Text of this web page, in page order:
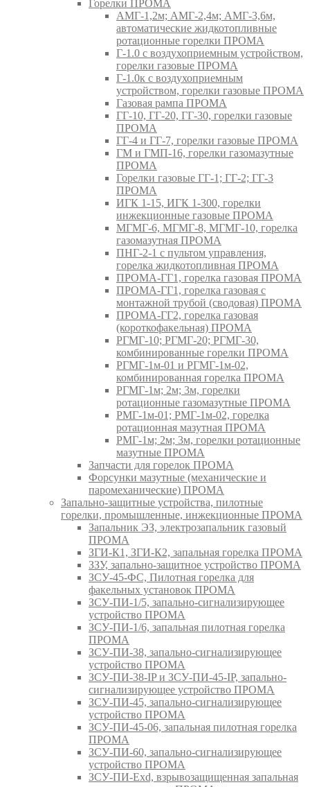
Горелки ПРОМА
АМГ-1,2м; АМГ-2,4м; АМГ-3,6м,
автоматические жидкотопливные
ротационные горелки ПРОМА
Г-1.0 с воздухоприемным устройством,
горелки газовые ПРОМА
Г-1.0к с воздухоприемным
устройством, горелки газовые ПРОМА
Газовая рампа ПРОМА
ГГ-10, ГГ-20, ГГ-30, горелки газовые
ПРОМА
ГГ-4 и ГГ-7, горелки газовые ПРОМА
ГМ и ГМП-16, горелки газомазутные
ПРОМА
Горелки газовые ГГ-1; ГГ-2; ГГ-3
ПРОМА
ИГК 1-15, ИГК 1-300, горелки
инжекционные газовые ПРОМА
МГМГ-6, МГМГ-8, МГМГ-10, горелка
газомазутная ПРОМА
ПНГ-2-1 с пультом управления,
горелка жидкотопливная ПРОМА
ПРОМА-ГГ1, горелка газовая ПРОМА
ПРОМА-ГГ1, горелка газовая с
монтажной трубой (сводовая) ПРОМА
ПРОМА-ГГ2, горелка газовая
(короткофакельная) ПРОМА
РГМГ-10; РГМГ-20; РГМГ-30,
комбинированные горелки ПРОМА
РГМГ-1м-01 и РГМГ-1м-02,
комбинированная горелка ПРОМА
РГМГ-1м; 2м; 3м, горелки
ротационные газомазутные ПРОМА
РМГ-1м-01; РМГ-1м-02, горелка
ротационная мазутная ПРОМА
РМГ-1м; 2м; 3м, горелки ротационные
мазутные ПРОМА
Запчасти для горелок ПРОМА
Форсунки мазутные (механические и
паромеханические) ПРОМА
Запально-защитные устройства, пилотные
горелки, промышленные, инжекционные ПРОМА
Запальник ЭЗ, электрозапальник газовый
ПРОМА
ЗГИ-К1, ЗГИ-К2, запальная горелка ПРОМА
ЗЗУ, запально-защитное устройство ПРОМА
ЗСУ-45-ФС, Пилотная горелка для
факельных установок ПРОМА
ЗСУ-ПИ-1/5, запально-сигнализирующее
устройство ПРОМА
ЗСУ-ПИ-1/6, запальная пилотная горелка
ПРОМА
ЗСУ-ПИ-38, запально-сигнализирующее
устройство ПРОМА
ЗСУ-ПИ-38-IP и ЗСУ-ПИ-45-IP, запально-
сигнализирующее устройство ПРОМА
ЗСУ-ПИ-45, запально-сигнализирующее
устройство ПРОМА
ЗСУ-ПИ-45-06, запальная пилотная горелка
ПРОМА
ЗСУ-ПИ-60, запально-сигнализирующее
устройство ПРОМА
ЗСУ-ПИ-Exd, взрывозащищенная запальная